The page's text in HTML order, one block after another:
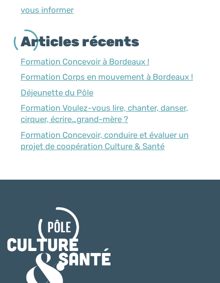
vous informer
Articles récents
Formation Concevoir à Bordeaux !
Formation Corps en mouvement à Bordeaux !
Déjeunette du Pôle
Formation Voulez-vous lire, chanter, danser,
cirquer, écrire…grand-mère ?
Formation Concevoir, conduire et évaluer un
projet de coopération Culture & Santé